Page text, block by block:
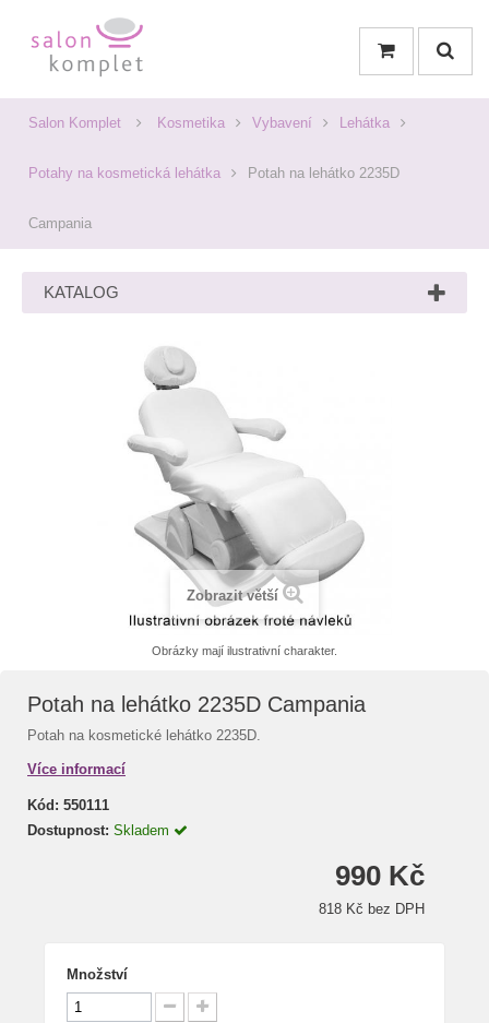
Salon Komplet Kosmetika Vybavení Lehátka
Potahy na kosmetická lehátka Potah na lehátko 2235D
Campania
KATALOG
Zobrazit větší
Obrázky mají ilustrativní charakter.
Potah na lehátko 2235D Campania
Potah na kosmetické lehátko 2235D.
Více informací
Kód: 550111
Dostupnost: Skladem
990 Kč
818 Kč bez DPH
Množství